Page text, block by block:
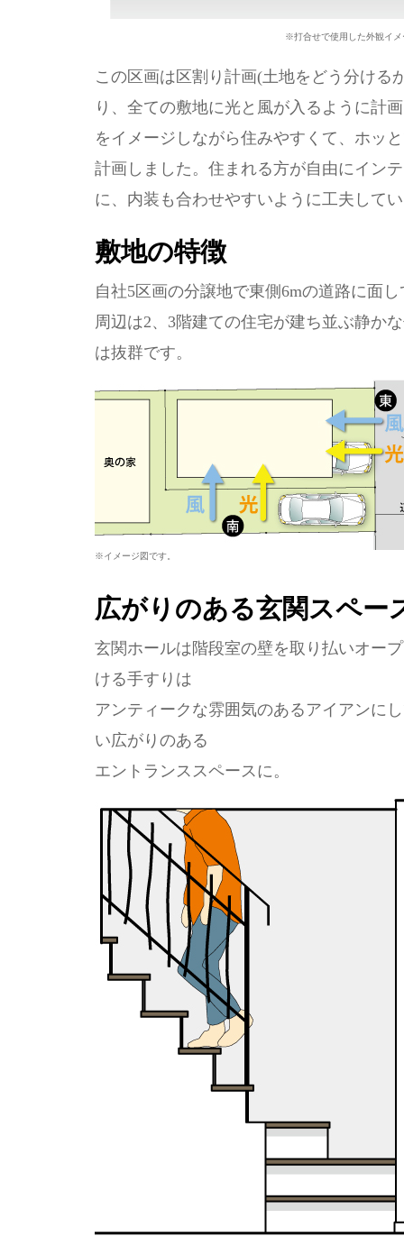
※打合せで使用した外観イメ
この区画は区割り計画(土地をどう分ける
り、全ての敷地に光と風が入るように計
をイメージしながら住みやすくて、ホッ
計画しました。住まれる方が自由にイン
に、内装も合わせやすいように工夫して
敷地の特徴
自社5区画の分譲地で東側6mの道路に面
周辺は2、3階建ての住宅が建ち並ぶ静か
は抜群です。
※イメージ図です。
広がりのある玄関スペー
玄関ホールは階段室の壁を取り払いオー
ける手すりは
アンティークな雰囲気のあるアイアンに
い広がりのある
エントランススペースに。